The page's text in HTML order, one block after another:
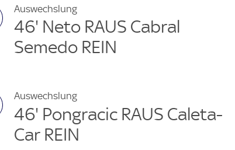
Auswechslung
46' Neto RAUS Cabral
Semedo REIN
Auswechslung
46' Pongracic RAUS Caleta-
Car REIN